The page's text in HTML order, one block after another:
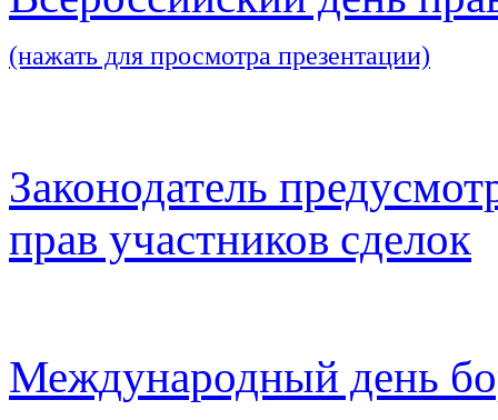
(нажать для просмотра презентации)
Законодатель
прав участников сделок
Международный день